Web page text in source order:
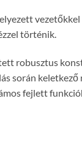
történik.
robusztus
során
fejlett